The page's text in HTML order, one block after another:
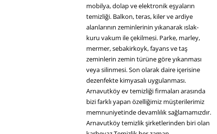
mobilya, dolap ve elektronik eşyaların
temizliği. Balkon, teras, kiler ve ardiye
alanlarının zeminlerinin yıkanarak ıslak-
kuru vakum ile çekilmesi. Parke, marley,
mermer, sebakirkoyk, fayans ve taş
zeminlerin zemin türüne göre yıkanması
veya silinmesi. Son olarak daire içerisine
dezenfekte kimyasalı uygulanması.
Arnavutköy ev temizliği firmaları arasında
bizi farklı yapan özelliğimiz müşterilerimiz
memnuniyetinde devamlılık sağlamamızdır.
Arnavutköy temizlik şirketlerinden biri olan